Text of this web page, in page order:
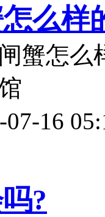
么样
蟹怎
16
?